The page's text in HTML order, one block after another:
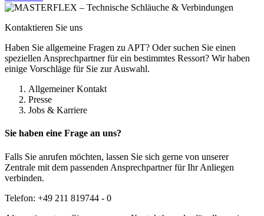
Kontaktieren Sie uns
Haben Sie allgemeine Fragen zu APT? Oder suchen Sie einen
speziellen Ansprechpartner für ein bestimmtes Ressort? Wir haben
einige Vorschläge für Sie zur Auswahl.
Allgemeiner Kontakt
Presse
Jobs & Karriere
Sie haben eine Frage an uns?
Falls Sie anrufen möchten, lassen Sie sich gerne von unserer
Zentrale mit dem passenden Ansprechpartner für Ihr Anliegen
verbinden.
Telefon: +49 211 819744 - 0